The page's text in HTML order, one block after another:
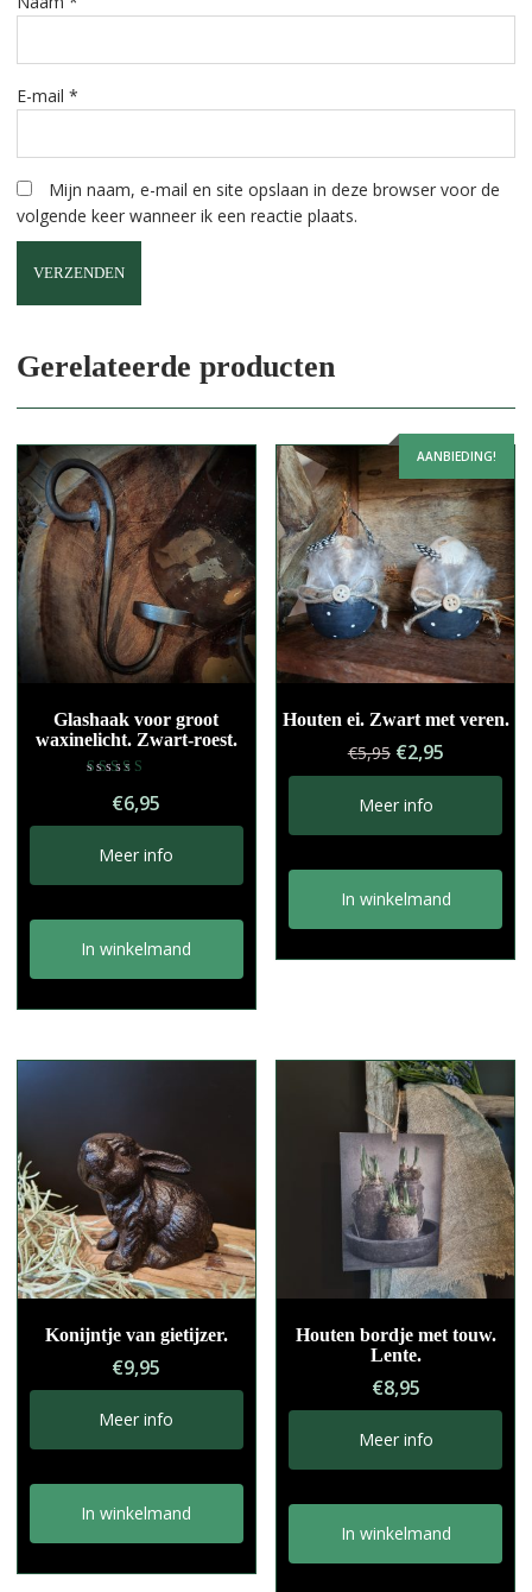
E-mail *
Mijn naam, e-mail en site opslaan in deze browser voor de
volgende keer wanneer ik een reactie plaats.
l
t
e
n
a
t
i
v
e
Gerelateerde producten
Glashaak voor groot
waxinelicht. Zwart-roest.
5.00
uit 5
€6,95
Meer info
In winkelmand
AANBIEDING!
Houten ei. Zwart met veren.
€5,95
prijs
was:
€5,95.
€2,95Huidige
prijs
€2,95.
Meer info
In winkelmand
Konijntje van gietijzer.
€9,95
Meer info
In winkelmand
Houten bordje met touw.
Lente.
€8,95
Meer info
In winkelmand